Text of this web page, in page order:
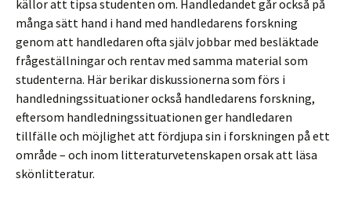
källor att tipsa studenten om. Handledandet går också på
många sätt hand i hand med handledarens forskning
genom att handledaren ofta själv jobbar med besläktade
frågeställningar och rentav med samma material som
studenterna. Här berikar diskussionerna som förs i
handledningssituationer också handledarens forskning,
eftersom handledningssituationen ger handledaren
tillfälle och möjlighet att fördjupa sin i forskningen på ett
område – och inom litteraturvetenskapen orsak att läsa
skönlitteratur.